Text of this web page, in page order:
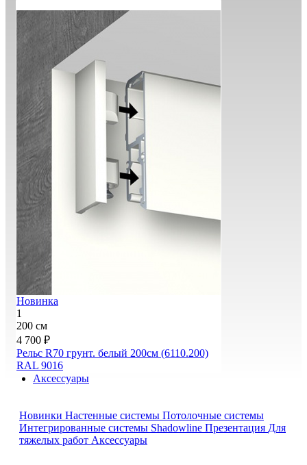
Новинка
1
200 см
4 700 ₽
Рельс R70 грунт. белый 200см (6110.200)
RAL 9016
Аксессуары
Новинки Настенные системы Потолочные системы
Интегрированные системы Shadowline Презентация Для
тяжелых работ Аксессуары